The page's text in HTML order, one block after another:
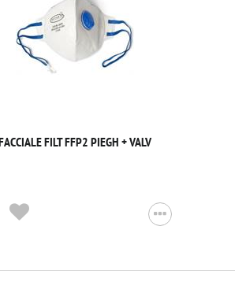
FILT FFP2 PIEGH + VALV